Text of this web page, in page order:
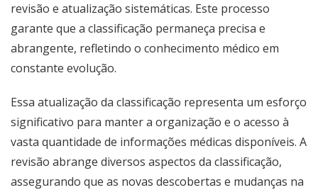
revisão e atualização sistemáticas. Este processo
garante que a classificação permaneça precisa e
abrangente, refletindo o conhecimento médico em
constante evolução.
Essa atualização da classificação representa um esforço
significativo para manter a organização e o acesso à
vasta quantidade de informações médicas disponíveis. A
revisão abrange diversos aspectos da classificação,
assegurando que as novas descobertas e mudanças na